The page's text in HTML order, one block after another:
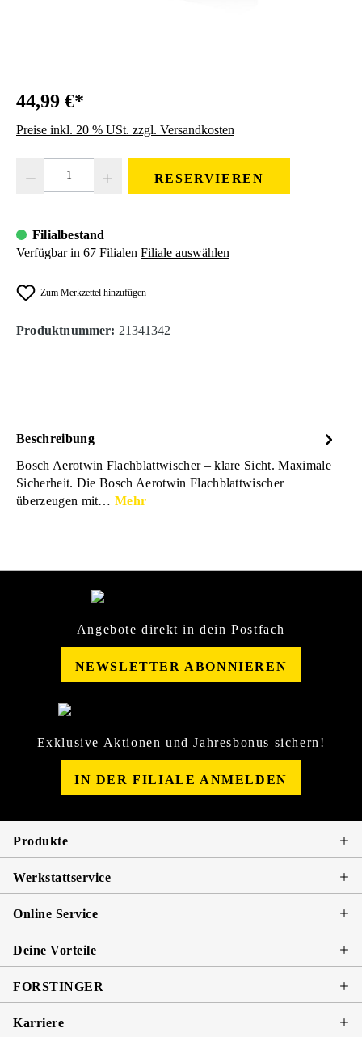
44,99 €*
Preise inkl. 20 % USt. zzgl. Versandkosten
RESERVIEREN
Filialbestand
Verfügbar in 67 Filialen Filiale auswählen
Zum Merkzettel hinzufügen
Produktnummer: 21341342
Beschreibung
Bosch Aerotwin Flachblattwischer – klare Sicht. Maximale
Sicherheit. Die Bosch Aerotwin Flachblattwischer
überzeugen mit…Mehr
Angebote direkt in dein Postfach
NEWSLETTER ABONNIEREN
Exklusive Aktionen und Jahresbonus sichern!
IN DER FILIALE ANMELDEN
Produkte
Werkstattservice
Online Service
Deine Vorteile
FORSTINGER
Karriere